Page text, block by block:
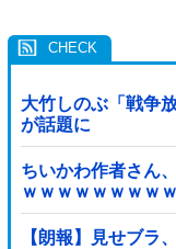
大竹しのぶ「戦争
が話題に
ちいかわ作者さん
ｗｗｗｗｗｗｗｗ
【朗報】見せブラ